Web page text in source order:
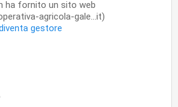
ha fornito un sito web
agricola-gale...it)
gestore